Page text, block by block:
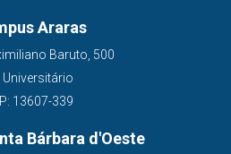
Araras
Baruto, 500
Universitário
13607-339
Bárbara d'Oeste